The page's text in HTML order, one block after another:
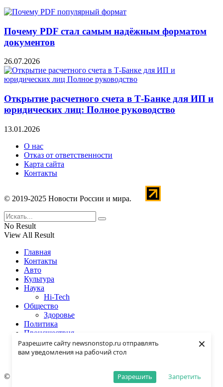
Разрешите сайту newsnonstop.ru отправлять
вам уведомления на рабочий стол
Запретить
Разрешить
×
Почему PDF стал самым надёжным форматом
документов
26.07.2026
Открытие расчетного счета в Т-Банке для ИП и
юридических лиц: Полное руководство
13.01.2026
О нас
Отказ от ответственности
Карта сайта
Контакты
© 2019-2025 Новости России и мира.
No Result
View All Result
Главная
Контакты
Авто
Культура
Наука
Hi-Tech
Общество
Здоровье
Политика
Происшествия
Спорт
Экономика
© 2019-2025 Новости России и мира.